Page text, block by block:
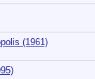
(1961)